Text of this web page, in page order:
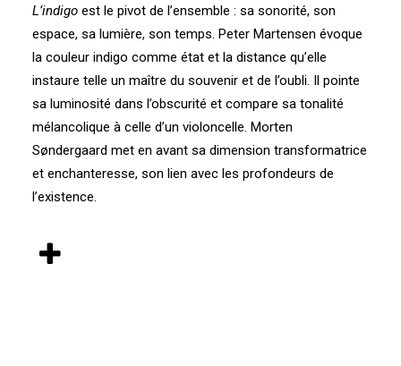
L’indigo est le pivot de l’ensemble : sa sonorité, son
espace, sa lumière, son temps. Peter Martensen évoque
la couleur indigo comme état et la distance qu’elle
instaure telle un maître du souvenir et de l’oubli. Il pointe
sa luminosité dans l’obscurité et compare sa tonalité
mélancolique à celle d’un violoncelle. Morten
Søndergaard met en avant sa dimension transformatrice
et enchanteresse, son lien avec les profondeurs de
l’existence.